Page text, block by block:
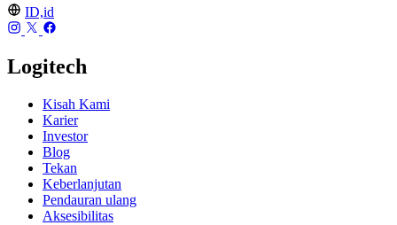
ID,id
Logitech
Kisah Kami
Karier
Investor
Blog
Tekan
Keberlanjutan
Pendauran ulang
Aksesibilitas